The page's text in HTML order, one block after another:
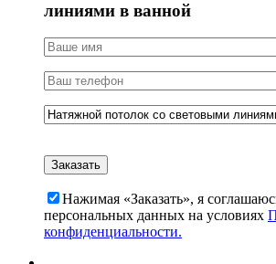
линиями в ванной
Нажимая «Заказать», я
персональных данных на условиях
конфиденциальности.